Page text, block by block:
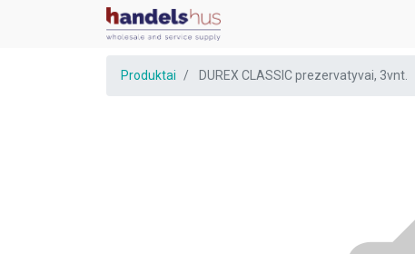
Produktai DUREX CLASSIC prezervatyvai, 3vnt.